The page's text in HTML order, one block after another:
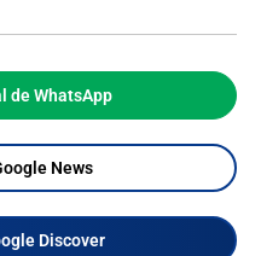
de WhatsApp
News
Discover